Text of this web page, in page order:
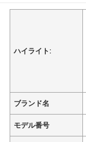
ハイライト:
ブランド名
モデル番号